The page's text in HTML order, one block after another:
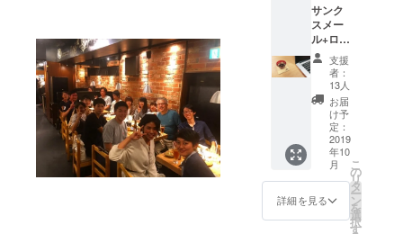
サンク
スメー
ル+ロゴ
入り
コース
ター 大
学生た
ちが
レー
ザー
カッ
ターを
使い気
持ちを
込めて
作るロ
支援
者：
13人
お届
け予
定：
2019
年10
月
詳細を見る
こ
の
リ
タ
ー
ン
を
選
択
す